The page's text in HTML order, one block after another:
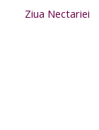
Ziua Nectariei